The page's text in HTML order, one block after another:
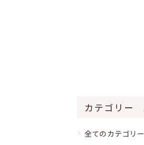
カテゴリー
全てのカテゴリー